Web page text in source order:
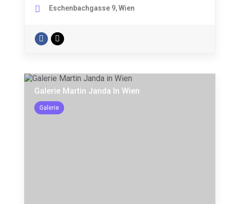
Eschenbachgasse 9, Wien
Galerie Martin Janda In Wien
Galerie